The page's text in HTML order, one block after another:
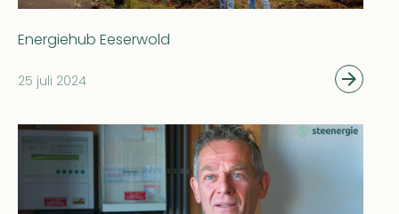
Energiehub Eeserwold
25 juli 2024